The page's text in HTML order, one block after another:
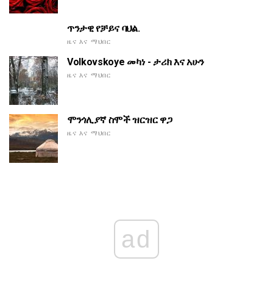
ጥንታዊ የቻይና ባህል.
ዜና እና ማህበር
Volkovskoye መካነ - ታሪክ እና አሁን
ዜና እና ማህበር
ሞንጎሊያኛ ስሞች ዝርዝር ዋጋ
ዜና እና ማህበር
ad